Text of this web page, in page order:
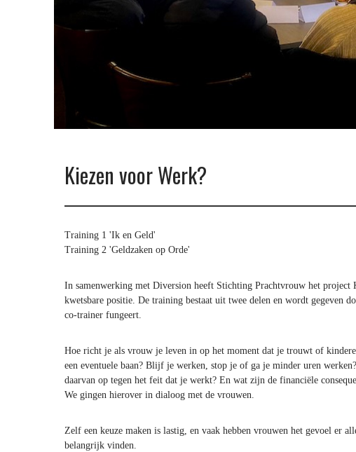
Kiezen voor Werk?
Training 1 'Ik en Geld'
Training 2 'Geldzaken op Orde'
In samenwerking met Diversion heeft Stichting Prachtvrouw het project
kwetsbare positie. De training bestaat uit twee delen en wordt gegeven
co-trainer fungeert.
Hoe richt je als vrouw je leven in op het moment dat je trouwt of
een eventuele baan? Blijf je werken, stop je of ga je minder uren
daarvan op tegen het feit dat je werkt? En wat zijn de financiële
We gingen hierover in dialoog met de vrouwen.
Zelf een keuze maken is lastig, en vaak hebben vrouwen het gevoel er
belangrijk vinden.